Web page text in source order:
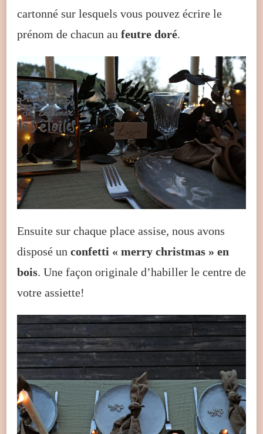
cartonné sur lesquels vous pouvez écrire le
prénom de chacun au feutre doré.
Ensuite sur chaque place assise, nous avons
disposé un confetti « merry christmas » en
bois. Une façon originale d’habiller le centre de
votre assiette!